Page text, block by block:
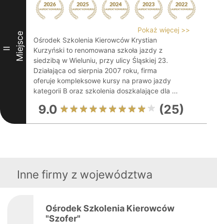
II Miejsce
Pokaż więcej >>
Ośrodek Szkolenia Kierowców Krystian
Kurzyński to renomowana szkoła jazdy z
siedzibą w Wieluniu, przy ulicy Śląskiej 23.
Działająca od sierpnia 2007 roku, firma
oferuje kompleksowe kursy na prawo jazdy
kategorii B oraz szkolenia doszkalające dla ...
9.0 (25)
Inne firmy z województwa
Ośrodek Szkolenia Kierowców
"Szofer"